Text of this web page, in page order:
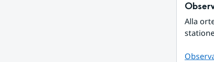
Alla